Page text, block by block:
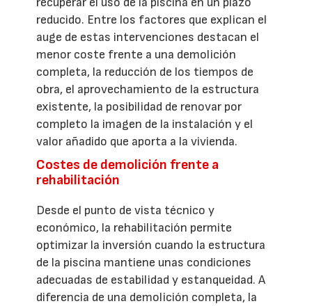
reducido. Entre los factores que explican el
auge de estas intervenciones destacan el
menor coste frente a una demolición
completa, la reducción de los tiempos de
obra, el aprovechamiento de la estructura
existente, la posibilidad de renovar por
completo la imagen de la instalación y el
valor añadido que aporta a la vivienda.
Costes de demolición frente a
rehabilitación
Desde el punto de vista técnico y
económico, la rehabilitación permite
optimizar la inversión cuando la estructura
de la piscina mantiene unas condiciones
adecuadas de estabilidad y estanqueidad. A
diferencia de una demolición completa, la